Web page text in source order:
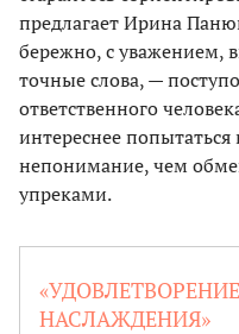
предлагает Ирина
бережно, с уважением,
точные слова, —
ответственного
интереснее
непонимание, чем
упреками.
НАСЛАЖДЕНИЯ»